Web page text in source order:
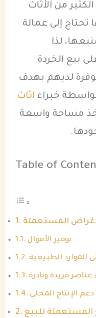
من الأثاث
تحتاج إلى عمالة
لذا
بيع الخردة
لديهم بهدف
خبراء اثاث
مساحة واسعة
Table of
المستعملة
توفير الأموال
الموارد الطبيعية
فريدة ونادرة
دعم الإنتاج المحلي
للبيع